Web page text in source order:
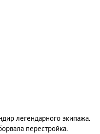
легендарного экипажа.
перестройка.